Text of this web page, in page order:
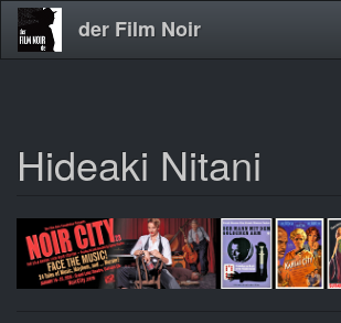
Direkt
zum
der Film Noir
Hideaki Nitani